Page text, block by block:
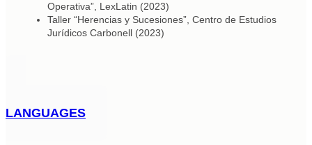
Operativa”, LexLatin (2023)
Taller “Herencias y Sucesiones”, Centro de Estudios
Jurídicos Carbonell (2023)
LANGUAGES